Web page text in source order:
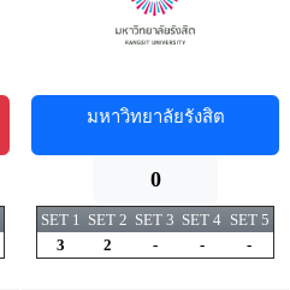
มหาวิทยาลัยรังสิต
0
SET 1 SET 2 SET 3 SET 4 SET 5
3
2 - - -